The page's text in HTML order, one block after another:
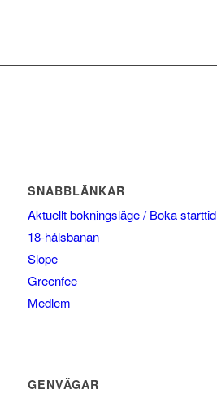
SNABBLÄNKAR
Aktuellt bokningsläge / Boka starttid
18-hålsbanan
Slope
Greenfee
Medlem
GENVÄGAR